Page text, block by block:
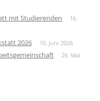
mit Studierenden
16.
2026 10. Juni 2026
26. Mai